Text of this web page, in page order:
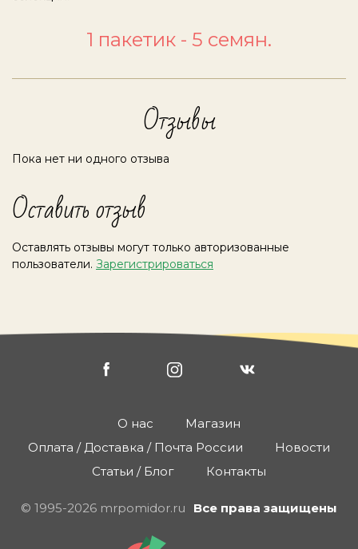
1 пакетик - 5 семян.
Отзывы
Пока нет ни одного отзыва
Оставить отзыв
Оставлять отзывы могут только авторизованные
пользователи. Зарегистрироваться
О нас
Магазин
Оплата / Доставка / Почта России
Новости
Статьи / Блог
Контакты
© 1995-2026 mrpomidor.ru Все права защищены